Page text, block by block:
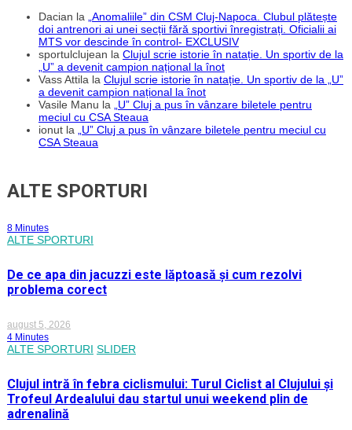
Dacian la
„Anomaliile” din CSM Cluj-Napoca. Clubul plătește
doi antrenori ai unei secții fără sportivi înregistrați. Oficialii ai
MTS vor descinde în control- EXCLUSIV
sportulclujean la Clujul scrie istorie în natație. Un sportiv de la
„U” a devenit campion național la înot
Vass Attila la Clujul scrie istorie în natație. Un sportiv de la „U”
a devenit campion național la înot
Vasile Manu la
„U” Cluj a pus în vânzare biletele pentru
meciul cu CSA Steaua
ionut la
„U” Cluj a pus în vânzare biletele pentru meciul cu
CSA Steaua
ALTE SPORTURI
8 Minutes
ALTE SPORTURI
De ce apa din jacuzzi este lăptoasă și cum rezolvi
problema corect
august 5, 2026
4 Minutes
ALTE SPORTURI SLIDER
Clujul intră în febra ciclismului: Turul Ciclist al Clujului și
Trofeul Ardealului dau startul unui weekend plin de
adrenalină